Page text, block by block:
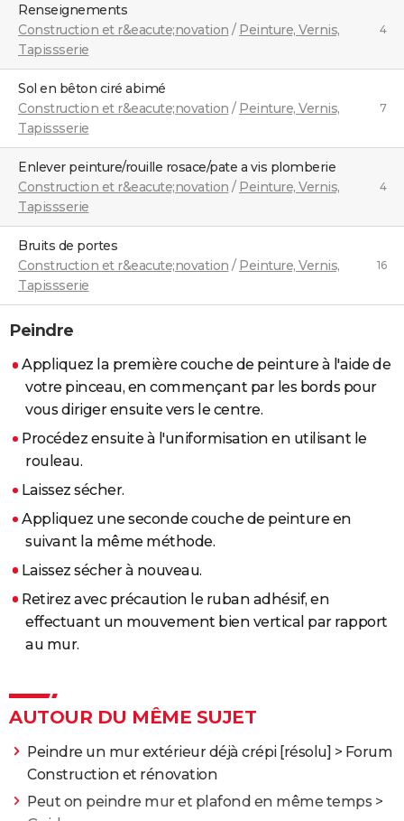
Renseignements
Construction et r&eacute;novation / Peinture, Vernis,
Tapissserie
4
Sol en bêton ciré abimé
Construction et r&eacute;novation / Peinture, Vernis,
Tapissserie
7
Enlever peinture/rouille rosace/pate a vis plomberie
Construction et r&eacute;novation / Peinture, Vernis,
Tapissserie
4
Bruits de portes
Construction et r&eacute;novation / Peinture, Vernis,
Tapissserie
16
Peindre
Appliquez la première couche de peinture à l'aide de
votre pinceau, en commençant par les bords pour
vous diriger ensuite vers le centre.
Procédez ensuite à l'uniformisation en utilisant le
rouleau.
Laissez sécher.
Appliquez une seconde couche de peinture en
suivant la même méthode.
Laissez sécher à nouveau.
Retirez avec précaution le ruban adhésif, en
effectuant un mouvement bien vertical par rapport
au mur.
AUTOUR DU MÊME SUJET
Peindre un mur extérieur déjà crépi[résolu] > Forum
Construction et rénovation
Peut on peindre mur et plafond en même temps >